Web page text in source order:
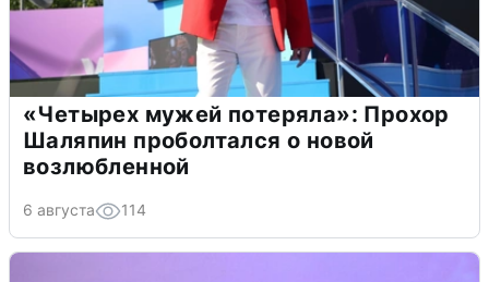
«Четырех мужей потеряла»: Прохор
Шаляпин проболтался о новой
возлюбленной
6 августа 114